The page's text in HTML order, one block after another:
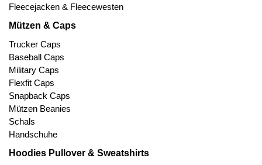
Fleecejacken & Fleecewesten
Mützen & Caps
Trucker Caps
Baseball Caps
Military Caps
Flexfit Caps
Snapback Caps
Mützen Beanies
Schals
Handschuhe
Hoodies Pullover & Sweatshirts